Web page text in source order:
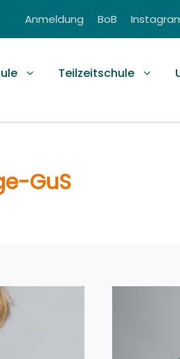
Anmeldung BoB
Teilzeitschule
GuS